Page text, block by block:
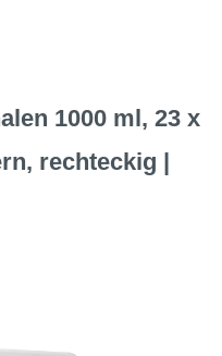
1000 ml, 23 x
rechteckig |